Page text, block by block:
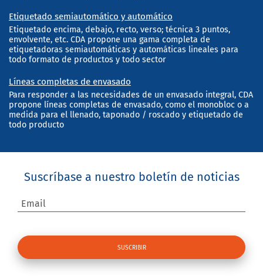
Etiquetado semiautomático y automático
Etiquetado encima, debajo, recto, verso; técnica 3 puntos,
envolvente, etc. CDA propone una gama completa de
etiquetadoras semiautomáticas y automáticas lineales para
todo formato de productos y todo sector
Líneas completas de envasado
Para responder a las necesidades de un envasado integral, CDA
propone líneas completas de envasado, como el monobloc o a
medida para el llenado, taponado / roscado y etiquetado de
todo producto
Suscríbase a nuestro boletín de noticias
Email